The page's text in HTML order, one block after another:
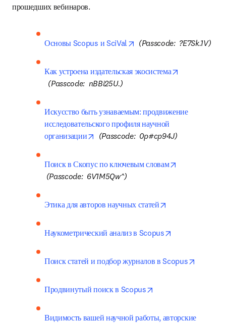
прошедших вебинаров.
Основы Scopus и SciVal opens in new tab/window
(Passcode:  ?E7Sk.1V)
Как устроена издательская экосистема
opens in new tab/window
(Passcode:  nBBi25U.)
Искусство быть узнаваемым: продвижение
исследовательского профиля научной
организации
opens in new tab/window
(Passcode:  0p#cp94J)
Поиск в Скопус по ключевым словам
opens in new tab/window
(Passcode:  6V1M5Qw^)
Этика для авторов научных статей
Наукометрический анализ в Scopus
Поиск статей и подбор журналов в Scopus
Продвинутый поиск в Scopus
Видимость вашей научной работы, авторские